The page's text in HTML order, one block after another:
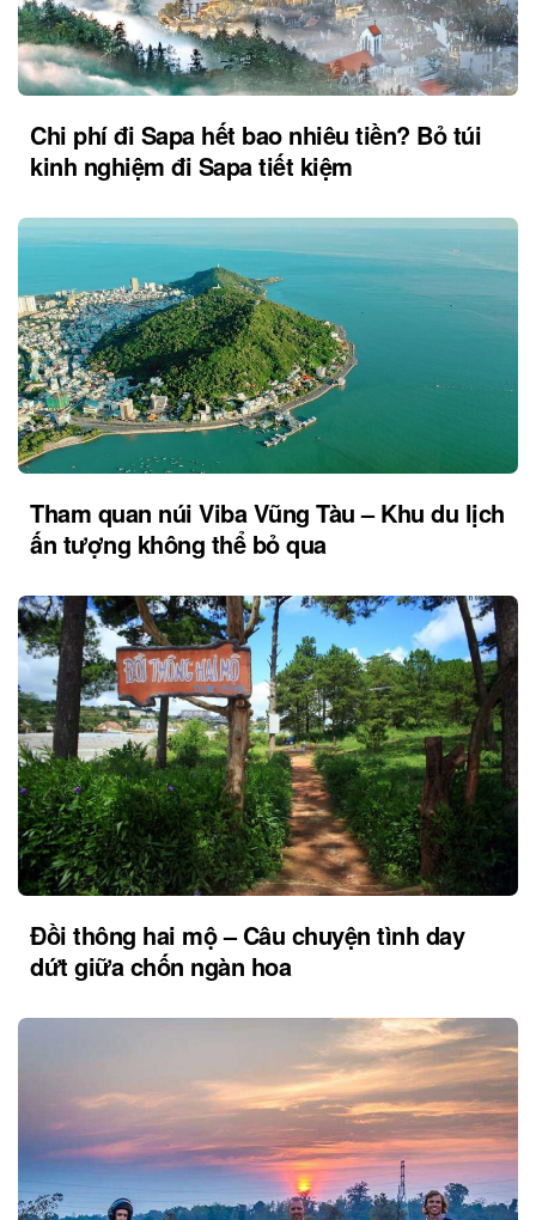
Chi phí đi Sapa hết bao nhiêu tiền? Bỏ túi
kinh nghiệm đi Sapa tiết kiệm
Tham quan núi Viba Vũng Tàu – Khu du lịch
ấn tượng không thể bỏ qua
Đồi thông hai mộ – Câu chuyện tình day
dứt giữa chốn ngàn hoa